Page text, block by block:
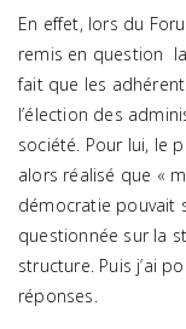
En effet, lors du
remis en question
fait que les
l’élection des
société. Pour lui, le
alors réalisé que «
démocratie pouvait
questionnée sur la
structure. Puis j’ai
réponses.